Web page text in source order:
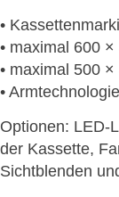
•
• maximal 600 ×
• maximal 500 ×
•
Optionen: LED-
der Kassette,
Sichtblenden